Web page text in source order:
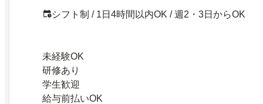
シフト制 / 1日4時間以内OK / 週2・3日からOK
未経験OK
研修あり
学生歓迎
給与前払いOK